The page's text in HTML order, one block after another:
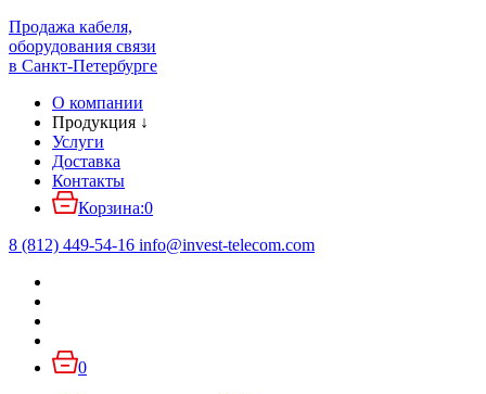
Продажа кабеля,
оборудования связи
в Санкт-Петербурге
О компании
Продукция ↓
Услуги
Доставка
Контакты
Корзина:0
8 (812) 449-54-16 info@invest-telecom.com
0